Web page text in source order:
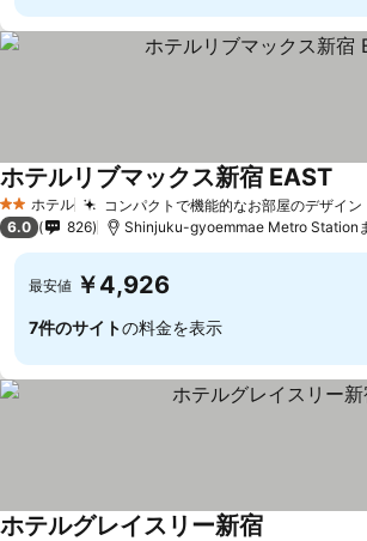
2 ホテルのランク
ホテル コンパクトで機能的なお部屋のデザイン
ホテルリブマックス新宿 EAST
6.0 826 Shinjuku-gyoemmae Metro Station
最安値 ￥4,926
7件のサイトの料金を表示
ホテルグレイスリー新宿